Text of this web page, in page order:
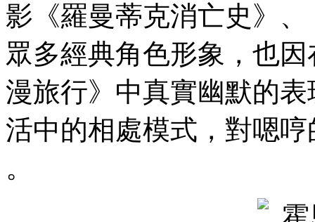
影《羅曼蒂克消亡史》
眾多經典角色形象 ，
漫旅行》中真實幽默的表
活中的相處模式，對嗯
。